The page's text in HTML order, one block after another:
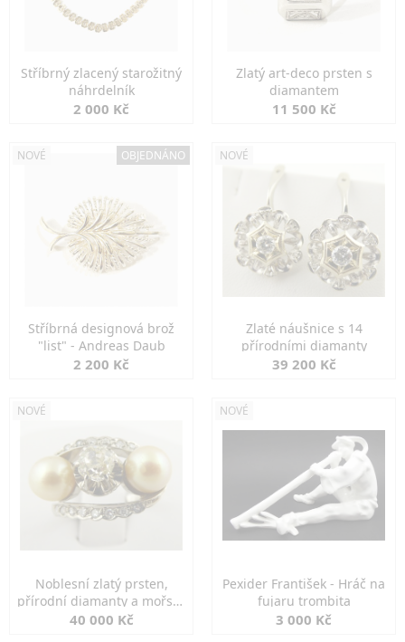
Stříbrný zlacený starožitný
náhrdelník
2 000 Kč
Zlatý art-deco prsten s
diamantem
11 500 Kč
NOVÉ OBJEDNÁNO
Stříbrná designová brož
"list" - Andreas Daub
2 200 Kč
NOVÉ
Zlaté náušnice s 14
přírodními diamanty
39 200 Kč
NOVÉ
Noblesní zlatý prsten,
přírodní diamanty a mořské
perly
40 000 Kč
NOVÉ
Pexider František - Hráč na
fujaru trombita
3 000 Kč